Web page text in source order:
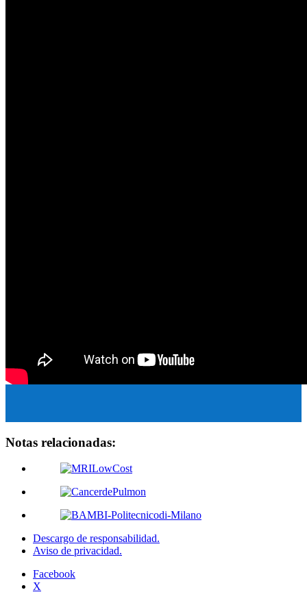
Notas relacionadas:
Descargo de responsabilidad.
Aviso de privacidad.
Facebook
X